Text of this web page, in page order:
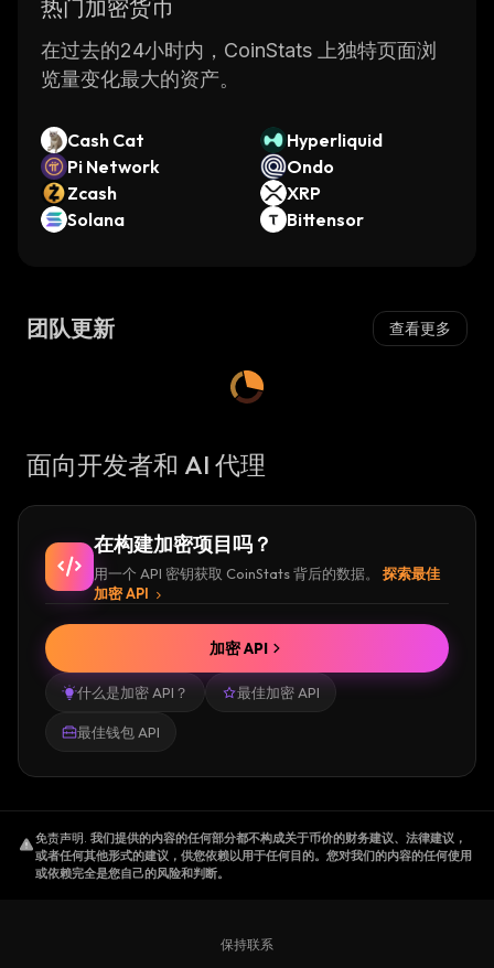
热门加密货币
在过去的24小时内，CoinStats 上独特页面浏
览量变化最大的资产。
Cash Cat
Hyperliquid
Pi Network
Ondo
Zcash
XRP
Solana
Bittensor
团队更新 查看更多
面向开发者和 AI 代理
在构建加密项目吗？
用一个 API 密钥获取 CoinStats 背后的数据。
探索最佳
加密 API
什么是加密 API？ 最佳加密 API
最佳钱包 API
加密 API
免责声明. 我们提供的内容的任何部分都不构成关于币价的财务建议、法律建议，
或者任何其他形式的建议，供您依赖以用于任何目的。您对我们的内容的任何使用
或依赖完全是您自己的风险和判断。
保持联系